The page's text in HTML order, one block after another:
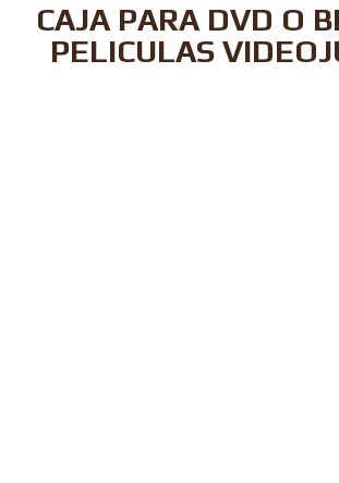
CAJA PARA DVD O
PELICULAS